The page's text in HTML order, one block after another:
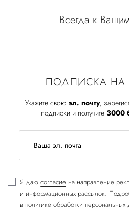
ПОДПИСКА НА
Укажите свою эл. почту,
подписки и получите 3000
Я даю согласие на направление
и информационных рассылок.
в политике обработки персональных
Всегда к